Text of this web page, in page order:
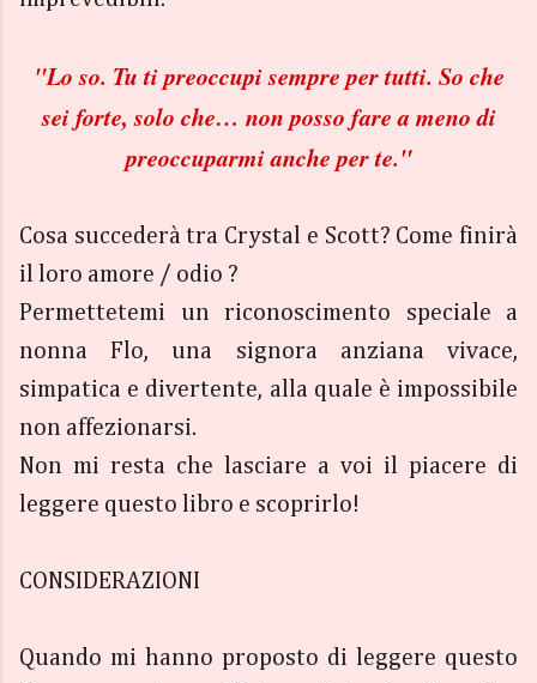
"Lo so. Tu ti preoccupi sempre per tutti. So che
sei forte, solo che… non posso fare a meno di
preoccuparmi anche per te."
Cosa succederà tra Crystal e Scott? Come finirà
il loro amore / odio ?
Permettetemi un riconoscimento speciale a
nonna Flo, una signora anziana vivace,
simpatica e divertente, alla quale è impossibile
non affezionarsi.
Non mi resta che lasciare a voi il piacere di
leggere questo libro e scoprirlo!
CONSIDERAZIONI
Quando mi hanno proposto di leggere questo